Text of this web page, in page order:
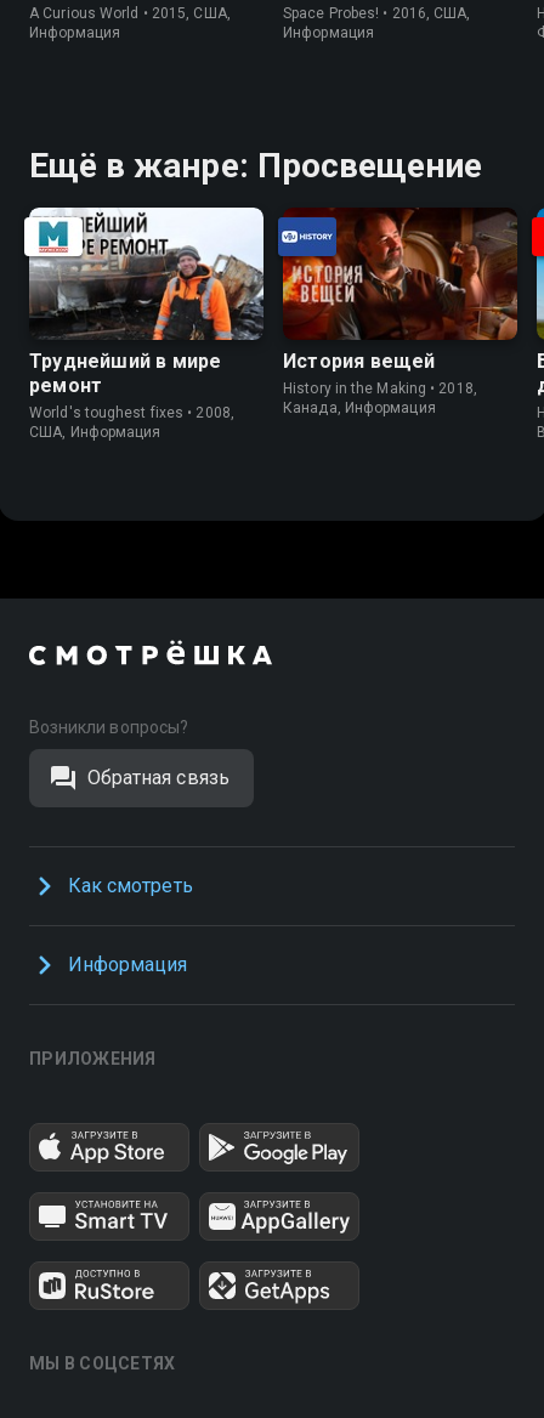
A Curious World • 2015, США,
Информация
Space Probes! • 2016, США,
Информация
Ещё в жанре: Просвещение
Труднейший в мире
ремонт
World's toughest fixes • 2008,
США, Информация
История вещей
History in the Making • 2018,
Канада, Информация
Возникли вопросы?
Обратная связь
Как смотреть
Информация
ПРИЛОЖЕНИЯ
МЫ В СОЦСЕТЯХ